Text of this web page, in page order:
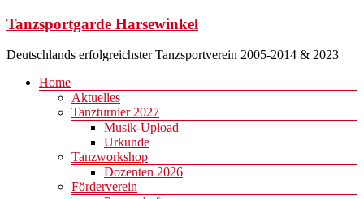
Zum
springen
Tanzsportgarde Harsewinkel
Deutschlands erfolgreichster Tanzsportverein 2005-2014 & 2023
Menü
Home
Aktuelles
Tanzturnier 2027
Musik-Upload
Urkunde
Tanzworkshop
Dozenten 2026
Förderverein